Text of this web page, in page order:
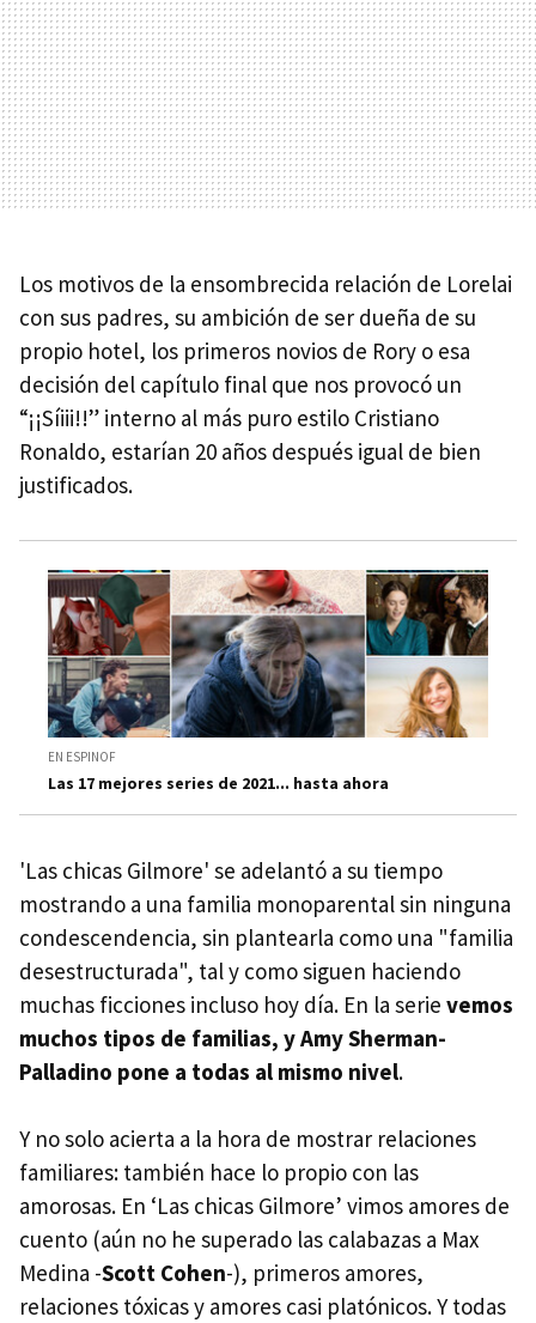
Los motivos de la ensombrecida relación de Lorelai
con sus padres, su ambición de ser dueña de su
propio hotel, los primeros novios de Rory o esa
decisión del capítulo final que nos provocó un
“¡¡Síiii!!” interno al más puro estilo Cristiano
Ronaldo, estarían 20 años después igual de bien
justificados.
EN ESPINOF
Las 17 mejores series de 2021... hasta ahora
'Las chicas Gilmore' se adelantó a su tiempo
mostrando a una familia monoparental sin ninguna
condescendencia, sin plantearla como una "familia
desestructurada", tal y como siguen haciendo
muchas ficciones incluso hoy día. En la serie vemos
muchos tipos de familias, y Amy Sherman-
Palladino pone a todas al mismo nivel.
Y no solo acierta a la hora de mostrar relaciones
familiares: también hace lo propio con las
amorosas. En ‘Las chicas Gilmore’ vimos amores de
cuento (aún no he superado las calabazas a Max
Medina -Scott Cohen-), primeros amores,
relaciones tóxicas y amores casi platónicos. Y todas